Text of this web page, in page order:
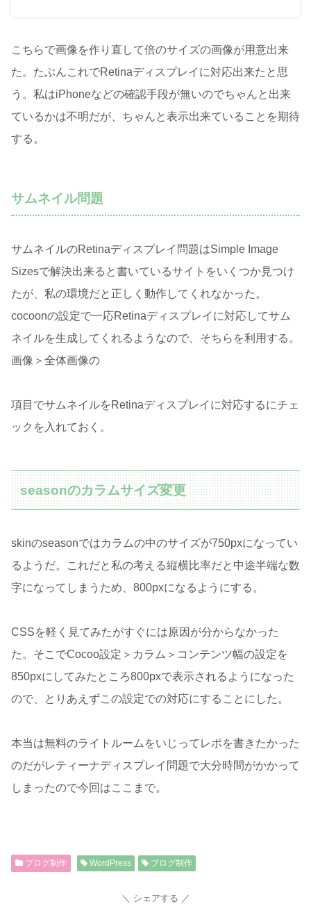
こちらで画像を作り直して倍のサイズの画像が用意出来
た。たぶんこれでRetinaディスプレイに対応出来たと思
う。私はiPhoneなどの確認手段が無いのでちゃんと出来
ているかは不明だが、ちゃんと表示出来ていることを期待
する。
サムネイル問題
サムネイルのRetinaディスプレイ問題はSimple Image
Sizesで解決出来ると書いているサイトをいくつか見つけ
たが、私の環境だと正しく動作してくれなかった。
cocoonの設定で一応Retinaディスプレイに対応してサム
ネイルを生成してくれるようなので、そちらを利用する。
画像＞全体画像の
項目でサムネイルをRetinaディスプレイに対応するにチェ
ックを入れておく。
seasonのカラムサイズ変更
skinのseasonではカラムの中のサイズが750pxになってい
るようだ。これだと私の考える縦横比率だと中途半端な数
字になってしまうため、800pxになるようにする。
CSSを軽く見てみたがすぐには原因が分からなかった
た。そこでCocoo設定＞カラム＞コンテンツ幅の設定を
850pxにしてみたところ800pxで表示されるようになった
ので、とりあえずこの設定での対応にすることにした。
本当は無料のライトルームをいじってレポを書きたかった
のだがレティーナディスプレイ問題で大分時間がかかって
しまったので今回はここまで。
ブログ制作 WordPress ブログ制作
シェアする